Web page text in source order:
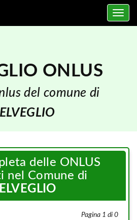
Toggle
ONLUS
del comune di
delle ONLUS
nel Comune di
Pagina 1 di 0